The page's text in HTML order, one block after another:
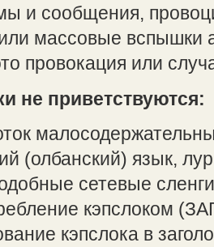
и сообщения,
массовые вспышки
провокация или
не приветствуются:
(олбанский) язык,
сетевые
кэпслоком
кэпслока в